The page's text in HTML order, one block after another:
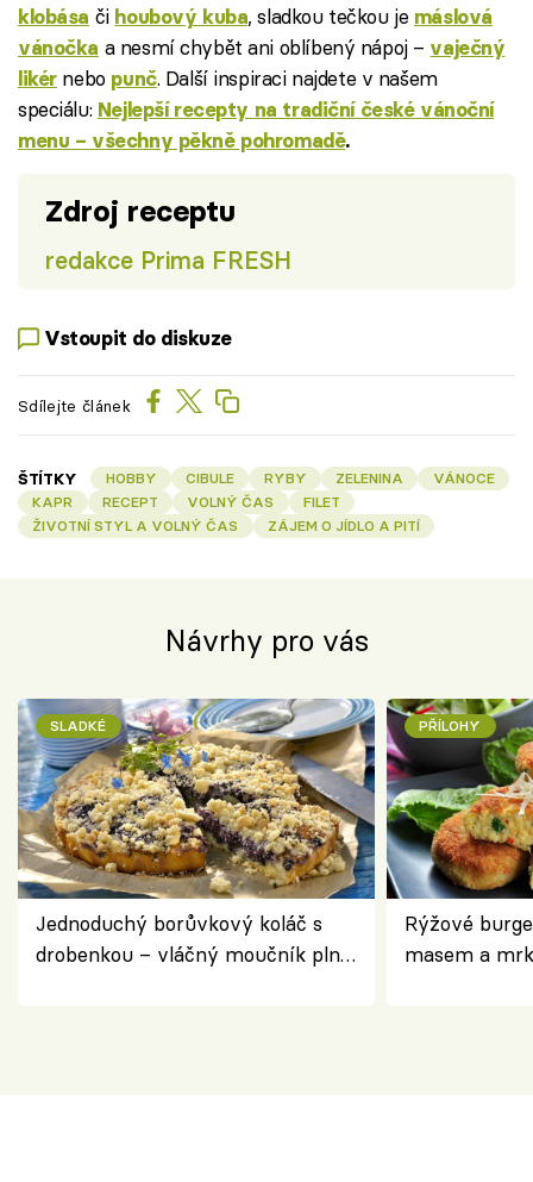
klobása či houbový kuba, sladkou tečkou je máslová
vánočka a nesmí chybět ani oblíbený nápoj – vaječný
likér nebo punč. Další inspiraci najdete v našem
speciálu: Nejlepší recepty na tradiční české vánoční
menu – všechny pěkně pohromadě.
Zdroj receptu
redakce Prima FRESH
Vstoupit do diskuze
Sdílejte článek
ŠTÍTKY HOBBY CIBULE RYBY ZELENINA
VÁNOCE
KAPR
RECEPT VOLNÝ ČAS
FILET
ŽIVOTNÍ STYL A VOLNÝ ČAS
ZÁJEM O JÍDLO A PITÍ
Návrhy pro vás
SLADKÉ
Jednoduchý borůvkový koláč s
drobenkou – vláčný moučník plný
PŘÍLOHY
Rýžové
masem a